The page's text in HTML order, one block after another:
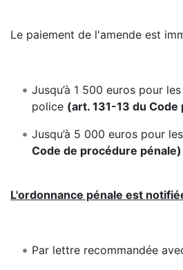
Le paiement de l'amende est
Jusqu’à 1 500 euros pour
police (art. 131-13 du Code
Jusqu’à 5 000 euros pour
Code de procédure pénale)
L'ordonnance pénale est
Par lettre recommandée